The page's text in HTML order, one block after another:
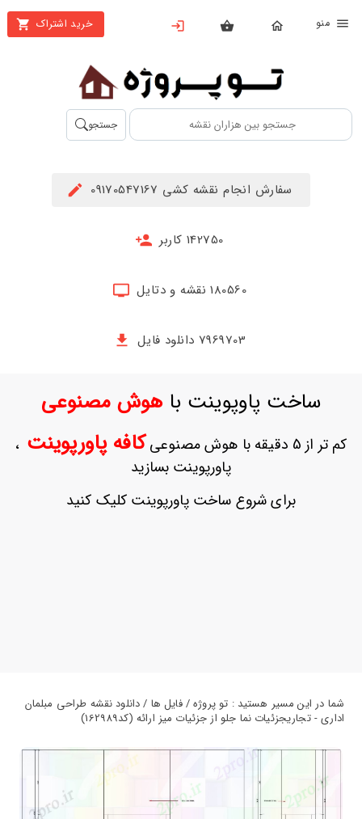
خرید اشتراک
بستن
محصولات
تهیه
اشتراک
حساب
ثبت
بازیابی
جستجو
سفارش انجام نقشه کشی 09170547167
142750 کاربر
180560 نقشه و دتایل
7969703 دانلود فایل
ساخت پاوپوینت باهوش مصنوعی
کم تر از 5 دقیقه با هوش مصنوعی کافه پاورپوینت ،
پاورپوینت بسازید
برای شروع ساخت پاورپوینت کلیک کنید
شما در این مسیر هستید : تو پروژه / فایل ها / دانلود نقشه طراحی مبلمان
اداری - تجاریجزئیات نما جلو از جزئیات میز ارائه (کد162989)